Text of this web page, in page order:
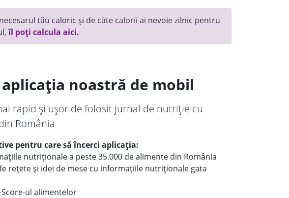
tău caloric și de câte calorii ai nevoie zilnic pentru
îl poți calcula aici.
noastră de mobil
rapid și ușor de folosit jurnal de nutriție cu
România
pentru care să încerci aplicația:
nutriționale a peste 35.000 de alimente din România
rețete și idei de mese cu informațiile nutriționale gata
ul alimentelor